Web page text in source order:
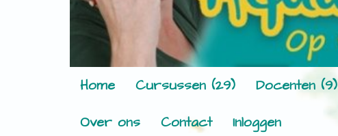
Home Cursussen (29) Docenten (9)
Over ons
Contact Inloggen